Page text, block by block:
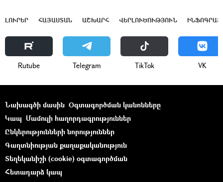
ԼՈՒՐԵՐ ՀԱՅԱՍՏԱՆ ԱՇԽԱՐՀ ՎԵՐԼՈՒԾՈՒԹՅՈՒՆ
Rutube Telegram ТikТоk VK
Նախագծի մասին Օգտագործման կանոնները
Կապ Մամուլի հաղորդագրություններ
Ընկերությունների նորություններ
Գաղտնիության քաղաքականություն
Տեղեկանիշի (cookie) օգտագործման
Հետադարձ կապ